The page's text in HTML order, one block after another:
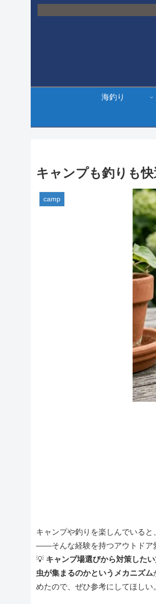
海釣り
キャンプも釣りも
camp
キャンプや釣りを楽しんでいる
――そんな経験を持つアウトドア
💡 キャンプ場選びから対策したい
虫が集まるのかというメカニズム
めたので、ぜひ参考にしてほしい